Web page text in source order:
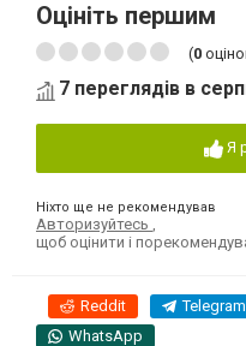
Оцініть першим
(0
7 переглядів в
Я
Ніхто ще не рекомендував
Авторизуйтесь
щоб оцінити і
Reddit Telegram
WhatsApp